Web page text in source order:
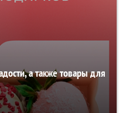
а также товары для